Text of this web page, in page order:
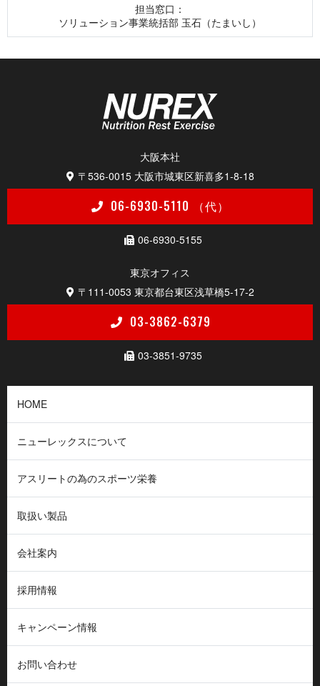
担当窓口：
ソリューション事業統括部 玉石（たまいし）
大 阪 本 社
〒536-0015 大阪市城東区新喜多1-8-18
06-6930-5110 （代）
06-6930-5155
東京 オ フ ィ ス
〒111-0053 東京都台東区浅草橋5-17-2
03-3862-6379
03-3851-9735
HOME
ニューレックスについて
アスリートの為のスポーツ栄養
取扱い製品
会社案内
採用情報
キャンペーン情報
お問い合わせ